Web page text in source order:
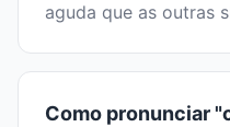
aguda que as outras
Como pronunciar